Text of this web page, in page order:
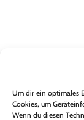
Um dir ein optimales
Cookies, um
Wenn du diesen